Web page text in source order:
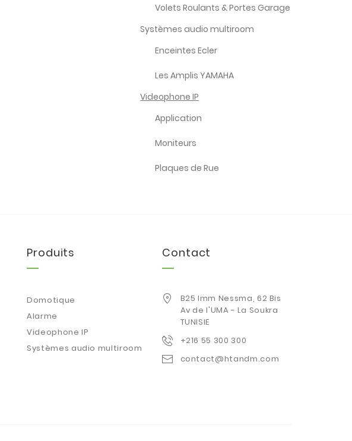
Volets Roulants & Portes Garage
Systèmes audio multiroom
Enceintes Ecler
Les Amplis YAMAHA
Videophone IP
Application
Moniteurs
Plaques de Rue
Produits
Domotique
Alarme
Videophone IP
Systèmes audio multiroom
Contact
B25 Imm Nessma, 62 Bis
Av de l'UMA - La Soukra
TUNISIE
+216 55 300 300
contact@htandm.com